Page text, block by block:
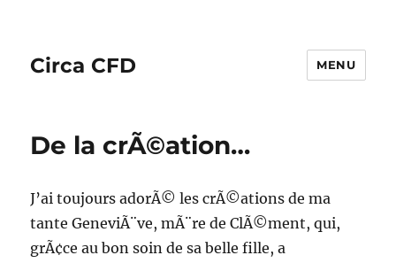
Circa CFD MENU
De la crÃ©ation…
J’ai toujours adorÃ© les crÃ©ations de ma
tante GeneviÃ¨ve, mÃ¨re de ClÃ©ment, qui,
grÃ¢ce au bon soin de sa belle fille, a